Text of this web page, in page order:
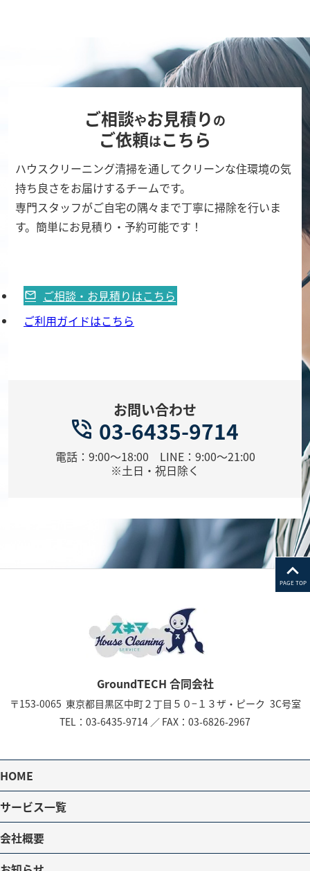
ご相談やお見積りの
ご依頼はこちら
ハウスクリーニング清掃を通してクリーンな住環境の気
持ち良さをお届けするチームです。
専門スタッフがご自宅の隅々まで丁寧に掃除を行いま
す。簡単にお見積り・予約可能です！
ご相談・お見積りはこちら
ご利用ガイドはこちら
お問い合わせ
03-6435-9714
電話：9:00～18:00 LINE：9:00～21:00
※土日・祝日除く
PAGE TOP
GroundTECH 合同会社
〒153-0065 東京都目黒区中町２丁目５０−１３ザ・ピーク 3C号室
TEL： 03-6435-9714 ／ FAX：03-6826-2967
HOME
サービス一覧
会社概要